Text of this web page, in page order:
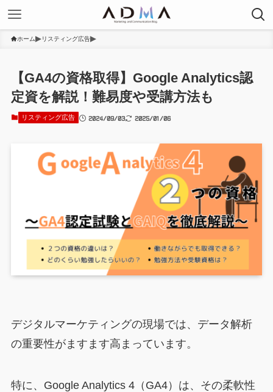
ホーム リスティング広告
【GA4の資格取得】Google Analytics認
定資を解説！難易度や受講方法も
リスティング広告 2024/09/03 2025/01/06
デジタルマーケティングの現場では、データ解析
の重要性がますます高まっています。
特に、Google Analytics 4（GA4）は、その柔軟性